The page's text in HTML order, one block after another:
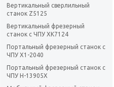
Вертикальный сверлильный
станок Z5125
Вертикальный фрезерный
станок с ЧПУ XK7124
Портальный фрезерный станок с
ЧПУ X1-2040
Портальный фрезерный станок с
ЧПУ H-13905X